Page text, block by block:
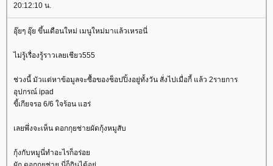
20:12:10 น.
อุ๊ยๆ อุ๊ย ขึ้นเดือนใหม่ เมนูใหม่มาแล้วเหรอนี่
ไม่รู้เรื่องรู้ราวเลยเชียว555
ช่วงนี้ มัวแต่หาข้อมูลจะซื้อของช็อปปิ้งอยู่ทั้งวัน สั่งไปเมื่อกี้ แล้ว 2รายการ
อุปกรณ์ ipad
ขี้เกียจรอ 6/6 ใจร้อน แฮร่
เลยพึ่งจะเห็น ดอกกุยช่ายผัดกุ้งหมูสับ
กุ้งกับหมูนี่ทำอะไรก็อร่อ